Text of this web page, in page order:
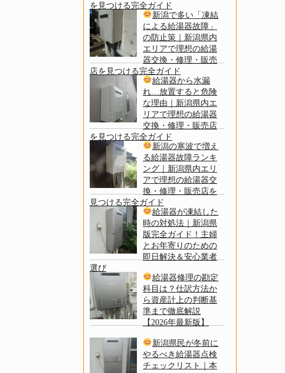
を見つける完全ガイド
新潟で多い「凍結
による給湯器故障」
の防止策｜新潟県内
エリアで理想の給湯
器交換・修理・販売
店を見つける完全ガイド
給湯器から水漏
れ…放置すると危険
な理由｜新潟県内エ
リアで理想の給湯器
交換・修理・販売店
を見つける完全ガイド
新潟の寒波で増え
る給湯器故障ランキ
ング｜新潟県内エリ
アで理想の給湯器交
換・修理・販売店を
見つける完全ガイド
給湯器が凍結した
時の対処法｜新潟県
版完全ガイド！主婦
とお年寄りのための
即日解決＆安心業者
選び
給湯器修理の勘定
科目は？仕訳方法か
ら資産計上の判断基
準まで徹底解説
【2026年最新版】
新潟県民が冬前に
やるべき給湯器点検
チェックリスト｜本